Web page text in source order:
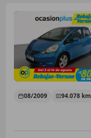
08/2009 94.078 km